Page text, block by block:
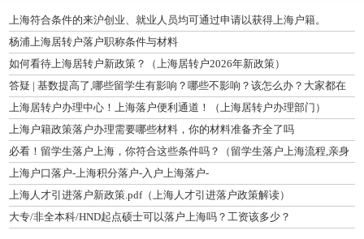
上海符合条件的来沪创业、就业人员均可通过申请以获得上海户籍。
杨浦上海居转户落户职称条件与材料
如何看待上海居转户新政策？（上海居转户2026年新政策）
答疑 | 基数提高了,哪些留学生有影响？哪些不影响？该怎么办？大家都在
问什
上海居转户办理中心！上海落户便利通道！（上海居转户办理部门）
上海户籍政策落户办理需要哪些材料，你的材料准备齐全了吗
必看！留学生落户上海，你符合这些条件吗？（留学生落户上海流程,亲身
经验分享）
上海户口落户-上海积分落户-入户上海落户-
上海人才引进落户新政策.pdf（上海人才引进落户政策解读）
大专/非全本科/HND起点硕士可以落户上海吗？工资该多少？